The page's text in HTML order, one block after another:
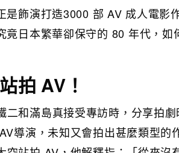
飾演打造3000 部 AV 成人電影
日本繁華卻保守的 80 年代，如
拍 AV！
和滿島真接受專訪時，分享拍劇
導演，未知又會拍出甚麼類型的